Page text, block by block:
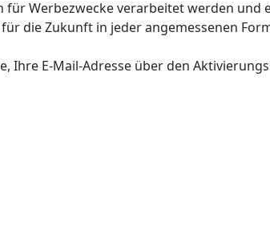
Werbezwecke verarbeitet werden und
die Zukunft in jeder angemessenen
Ihre E-Mail-Adresse über den